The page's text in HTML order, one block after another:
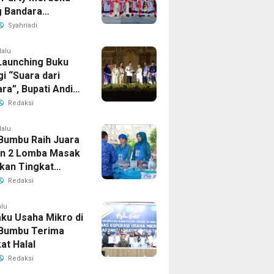
Bandara
Syahriadi
Buku
“Suara dari
Bupati Andi
Apresiasi
Redaksi
Raih Juara
2 Lomba Masak
Tingkat
Redaksi
Usaha Mikro di
Terima
Halal
Redaksi